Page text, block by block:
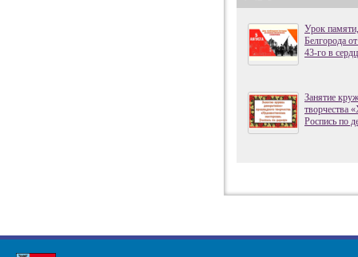
Урок
Белгорода
43-го в
Занятие
творчества
Роспись по